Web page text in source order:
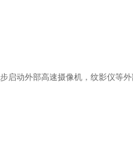
启动外部高速摄像机，纹影仪等